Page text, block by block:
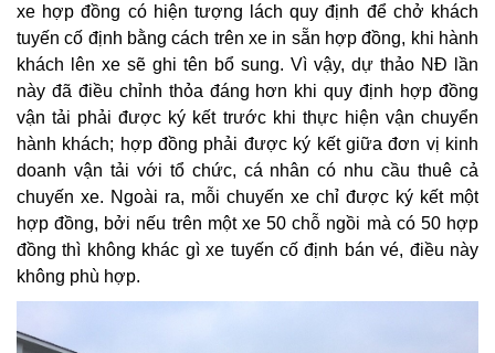
xe hợp đồng có hiện tượng lách quy định để chở khách
tuyến cố định bằng cách trên xe in sẵn hợp đồng, khi hành
khách lên xe sẽ ghi tên bổ sung. Vì vậy, dự thảo NĐ lần
này đã điều chỉnh thỏa đáng hơn khi quy định hợp đồng
vận tải phải được ký kết trước khi thực hiện vận chuyển
hành khách; hợp đồng phải được ký kết giữa đơn vị kinh
doanh vận tải với tổ chức, cá nhân có nhu cầu thuê cả
chuyến xe. Ngoài ra, mỗi chuyến xe chỉ được ký kết một
hợp đồng, bởi nếu trên một xe 50 chỗ ngồi mà có 50 hợp
đồng thì không khác gì xe tuyến cố định bán vé, điều này
không phù hợp.